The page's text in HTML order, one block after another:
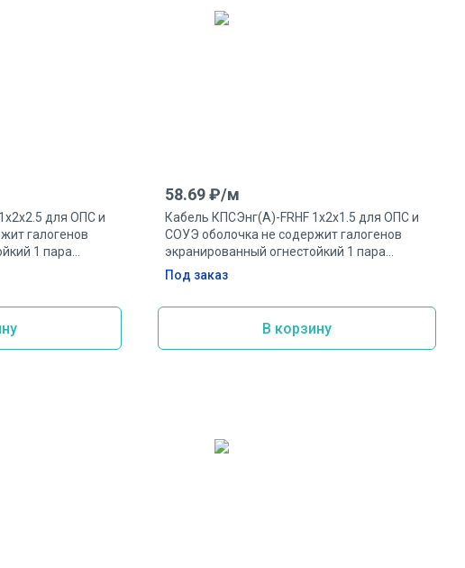
для ОПС и
галогенов
1 пара
58.69 ₽/м
Кабель КПСЭнг(А)-FRHF 1х2х1.5 для ОПС и
СОУЭ оболочка не содержит галогенов
экранированный огнестойкий 1 пара
1.5мм.кв.
Под заказ
В корзину